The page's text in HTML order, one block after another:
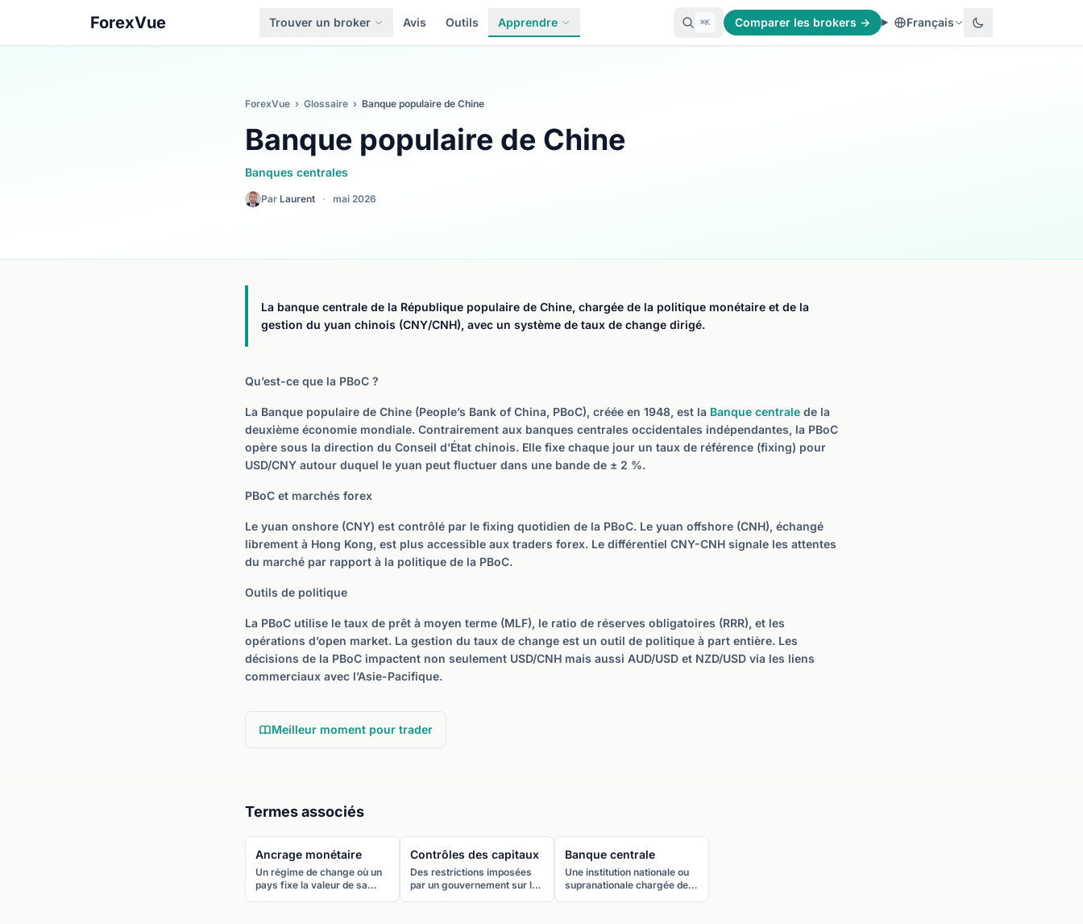
ForexVue Trouver un broker Avis Outils Apprendre ⌘K Comparer les brokers → Français
ForexVue › Glossaire › Banque populaire de Chine
Banque populaire de Chine
Banques centrales
Par Laurent · mai 2026
La banque centrale de la République populaire de Chine, chargée de la politique monétaire et de la
gestion du yuan chinois (CNY/CNH), avec un système de taux de change dirigé.
Qu’est-ce que la PBoC ?
La Banque populaire de Chine (People’s Bank of China, PBoC), créée en 1948, est la Banque centrale de la
deuxième économie mondiale. Contrairement aux banques centrales occidentales indépendantes, la PBoC
opère sous la direction du Conseil d’État chinois. Elle fixe chaque jour un taux de référence (fixing) pour
USD/CNY autour duquel le yuan peut fluctuer dans une bande de ± 2 %.
PBoC et marchés forex
Le yuan onshore (CNY) est contrôlé par le fixing quotidien de la PBoC. Le yuan offshore (CNH), échangé
librement à Hong Kong, est plus accessible aux traders forex. Le différentiel CNY-CNH signale les attentes
du marché par rapport à la politique de la PBoC.
Outils de politique
La PBoC utilise le taux de prêt à moyen terme (MLF), le ratio de réserves obligatoires (RRR), et les
opérations d’open market. La gestion du taux de change est un outil de politique à part entière. Les
décisions de la PBoC impactent non seulement USD/CNH mais aussi AUD/USD et NZD/USD via les liens
commerciaux avec l’Asie-Pacifique.
Meilleur moment pour trader
Termes associés
Ancrage monétaire
Un régime de change où un
pays fixe la valeur de sa
Contrôles des capitaux
Des restrictions imposées
par un gouvernement sur les
Banque centrale
Une institution nationale ou
supranationale chargée de